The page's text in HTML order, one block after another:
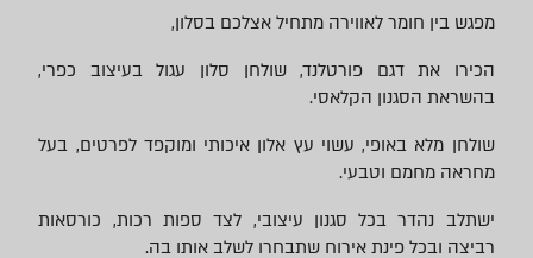
מפגש בין חומר לאווירה מתחיל אצלכם בסלון,
הכירו את דגם פורטלנד, שולחן סלון עגול בעיצוב כפרי,
בהשראת הסגנון הקלאסי.
שולחן מלא באופי, עשוי עץ אלון איכותי ומוקפד לפרטים, בעל
מחראה מחמם וטבעי.
ישתלב נהדר בכל סגנון עיצובי, לצד ספות רכות, כורסאות
רביצה ובכל פינת אירוח שתבחרו לשלב אותו בה.